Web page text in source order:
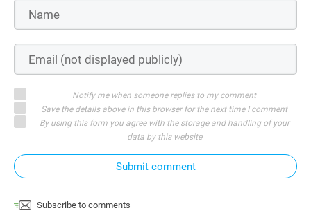
Notify me when someone replies to my comment
Save the details above in this browser for the next time I comment
By using this form you agree with the storage and handling of your
data by this website
Submit comment
Subscribe to comments